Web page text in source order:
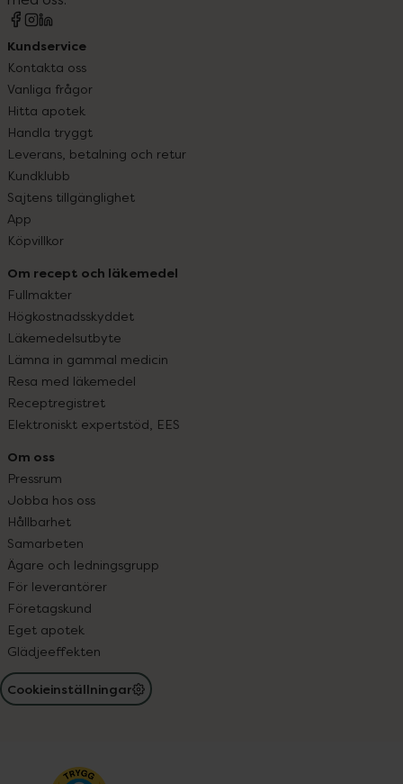
Kundservice
Kontakta oss
Vanliga frågor
Hitta apotek
Handla tryggt
Leverans, betalning och retur
Kundklubb
Sajtens tillgänglighet
App
Köpvillkor
Om recept och läkemedel
Fullmakter
Högkostnadsskyddet
Läkemedelsutbyte
Lämna in gammal medicin
Resa med läkemedel
Receptregistret
Elektroniskt expertstöd, EES
Om oss
Pressrum
Jobba hos oss
Hållbarhet
Samarbeten
Ägare och ledningsgrupp
För leverantörer
Företagskund
Eget apotek
Glädjeeffekten
Cookieinställningar